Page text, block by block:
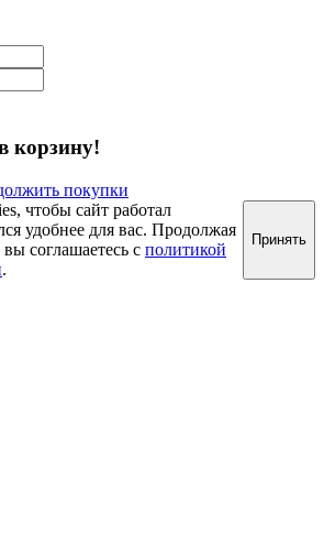
корзину!
покупки
чтобы сайт работал
удобнее для вас. Продолжая
соглашаетесь с политикой
.
Принять